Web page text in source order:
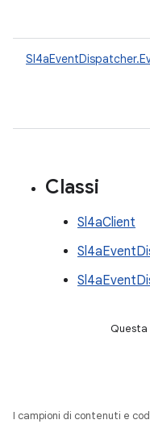
Classi
Sl4aClient
Questa
I campioni di contenuti e